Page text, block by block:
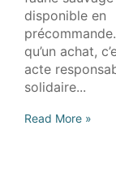
disponible en
qu’un achat,
acte
solidaire...
Read More »